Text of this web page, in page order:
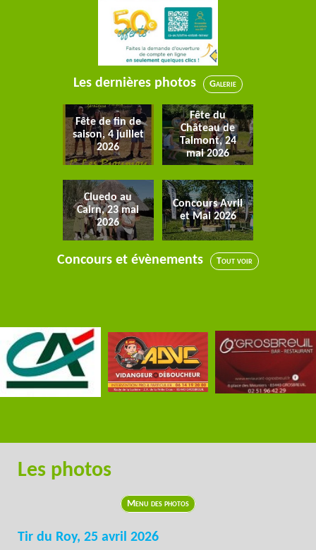
Concours et évènements Tout voir
Les dernières photos Galerie
Fête de fin de
saison, 4 juillet
2026
Fête du
Château de
Talmont, 24
mai 2026
Cluedo au
Cairn, 23 mai
2026
Concours Avril
et Mai 2026
Les photos
Menu des photos
Tir du Roy, 25 avril 2026